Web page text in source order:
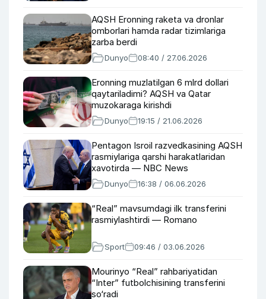
AQSH Eronning raketa va dronlar
omborlari hamda radar tizimlariga
zarba berdi
Dunyo 08:40 / 27.06.2026
Eronning muzlatilgan 6 mlrd dollari
qaytariladimi? AQSH va Qatar
muzokaraga kirishdi
Dunyo 19:15 / 21.06.2026
Pentagon Isroil razvedkasining AQSH
rasmiylariga qarshi harakatlaridan
xavotirda — NBC News
Dunyo 16:38 / 06.06.2026
“Real” mavsumdagi ilk transferini
rasmiylashtirdi — Romano
Sport 09:46 / 03.06.2026
Mourinyo “Real” rahbariyatidan
“Inter” futbolchisining transferini
so‘radi